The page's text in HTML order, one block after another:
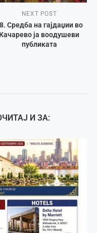
NEXT POST
Средба на гајдаџии во
Качарево ја воодушеви
публиката
И ЗА: